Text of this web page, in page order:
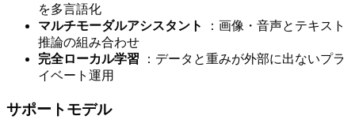
を多言語化
マルチモーダルアシスタント
：画像・音声とテキスト
推論の組み合わせ
完全ローカル学習 ：データと重みが外部に出ないプラ
イベート運用
サポートモデル